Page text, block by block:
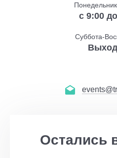
с 9:00
Суббота-
Остались